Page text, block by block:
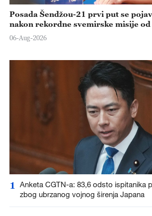
Posada Šendžou-21 prvi put se
nakon rekordne svemirske misije od
06-Aug-2026
1
Anketa CGTN-a: 83,6 odsto ispitanika
zbog ubrzanog vojnog širenja Japana